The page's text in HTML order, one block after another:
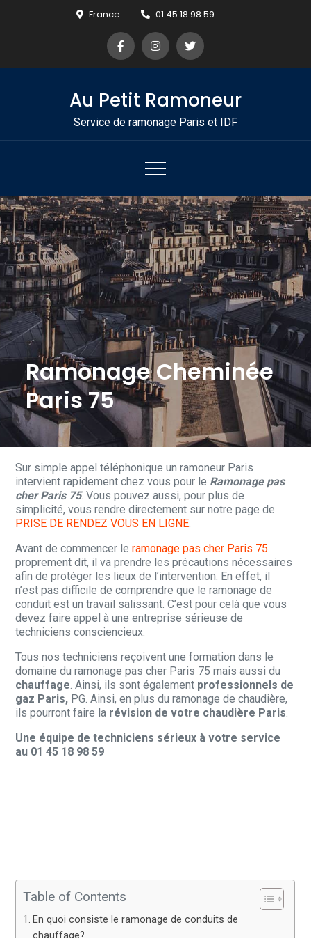
France 01 45 18 98 59
Au Petit Ramoneur
Service de ramonage Paris et IDF
Ramonage Cheminée
Paris 75
Sur simple appel téléphonique un ramoneur Paris
intervient rapidement chez vous pour le Ramonage pas
cher Paris 75. Vous pouvez aussi, pour plus de
simplicité, vous rendre directement sur notre page de
PRISE DE RENDEZ VOUS EN LIGNE.
Avant de commencer leramonage pas cher Paris 75
proprement dit, il va prendre les précautions nécessaires
afin de protéger les lieux de l’intervention. En effet, il
n’est pas difficile de comprendre que le ramonage de
conduit est un travail salissant. C’est pour celà que vous
devez faire appel à une entreprise sérieuse de
techniciens consciencieux.
Tous nos techniciens reçoivent une formation dans le
domaine du ramonage pas cher Paris 75 mais aussi du
chauffage. Ainsi, ils sont également professionnels de
gaz Paris, PG. Ainsi, en plus du ramonage de chaudière,
ils pourront faire la révision de votre chaudière Paris.
Une équipe de techniciens sérieux à votre service
au 01 45 18 98 59
Table of Contents
En quoi consiste le ramonage de conduits de
chauffage?